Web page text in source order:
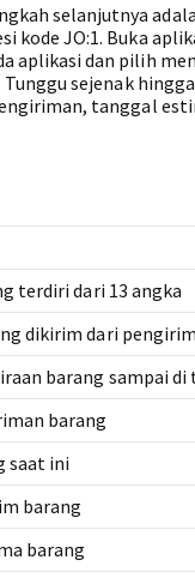
selanjutnya
kode JO:1. Buka
aplikasi dan pilih
sejenak
tanggal
terdiri dari 13 angka
dikirim dari pengirim
barang sampai di
barang
saat ini
barang
barang